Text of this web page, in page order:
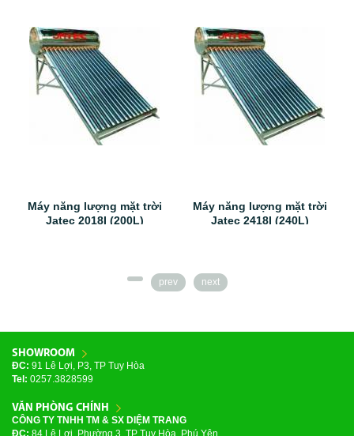
Máy năng lượng mặt trời
Jatec 2018I (200L)
Máy năng lượng mặt trời
Jatec 2418I (240L)
prev next
SHOWROOM
ĐC: 91 Lê Lợi, P3, TP Tuy Hòa
Tel: 0257.3828599
VĂN PHÒNG CHÍNH
CÔNG TY TNHH TM & SX DIỆM TRANG
ĐC: 84 Lê Lợi, Phường 3, TP Tuy Hòa, Phú Yên